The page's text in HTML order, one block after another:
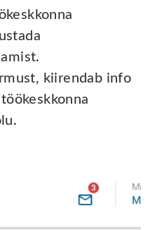
kiirendab info